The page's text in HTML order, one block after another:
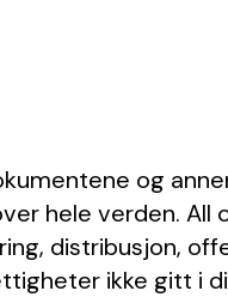
og
hele verden.
distribusjon,
ikke gitt i